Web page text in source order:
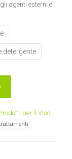
agenti esterni e
detergente
per il Viso